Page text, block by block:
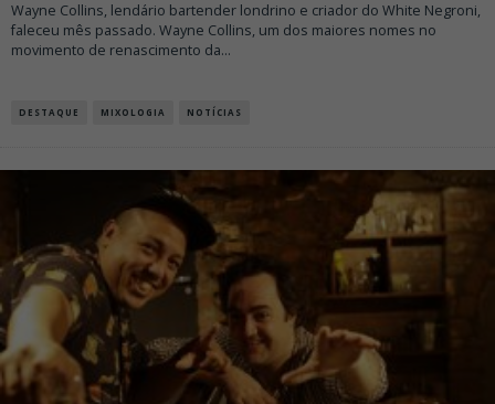
Wayne Collins, lendário bartender londrino e criador do White Negroni,
faleceu mês passado. Wayne Collins, um dos maiores nomes no
movimento de renascimento da...
DESTAQUE MIXOLOGIA NOTÍCIAS